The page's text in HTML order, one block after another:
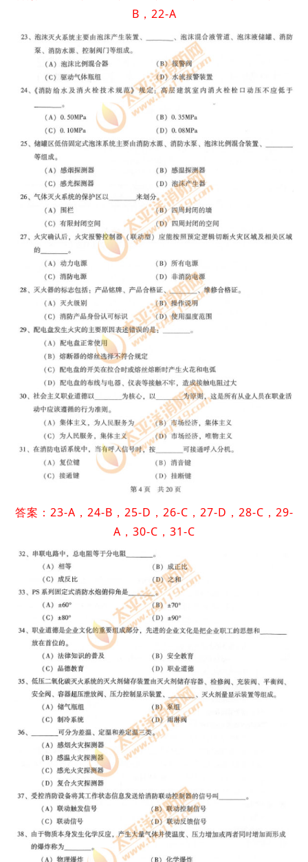
B，22-A
答案：23-A，24-B，25-D，26-C，27-D，28-C，29-
A，30-C，31-C